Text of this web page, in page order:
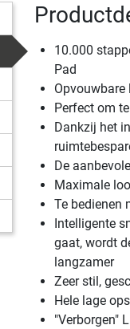
10.000
Pad
Perfect om
Dankzij het
De
Maximale
Te bedienen
Intelligente
gaat, wordt
langzamer
Zeer stil,
Hele lage
"Verborgen"